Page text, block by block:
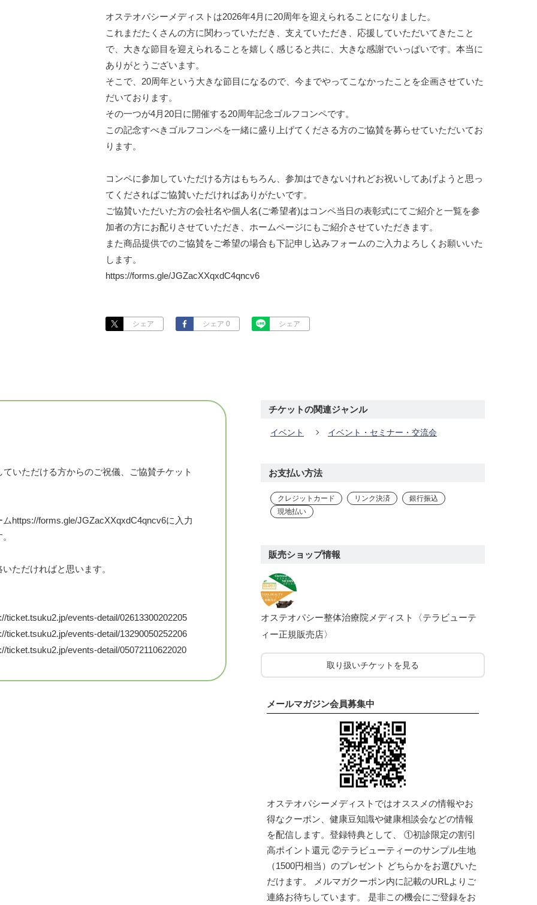
オステオパシーメディストは2026年4月に20周年を迎えられることになりました。
これまだたくさんの方に関わっていただき、支えていただき、応援していただいてきたこと
で、大きな節目を迎えられることを嬉しく感じると共に、大きな感謝でいっぱいです。本当に
ありがとうございます。
そこで、20周年という大きな節目になるので、今までやってこなかったことを企画させていた
だいております。
その一つが4月20日に開催する20周年記念ゴルフコンペです。
この記念すべきゴルフコンペを一緒に盛り上げてくださる方のご協賛を募らせていただいてお
ります。
コンペに参加していただける方はもちろん、参加はできないけれどお祝いしてあげようと思っ
てくださればご協賛いただければありがたいです。
ご協賛いただいた方の会社名や個人名(ご希望者)はコンペ当日の表彰式にてご紹介と一覧を参
加者の方にお配りさせていただき、ホームページにもご紹介させていただきます。
また商品提供でのご協賛をご希望の場合も下記申し込みフォームのご入力よろしくお願いいた
します。
https://forms.gle/JGZacXXqxdC4qncv6
シェア シェア 0 シェア
いただける方からのご祝儀、ご協賛チケット
https://forms.gle/JGZacXXqxdC4qncv6に入力
ただければと思います。
events-detail/02613300202205
events-detail/13290050252206
events-detail/05072110622020
チケットの関連ジャンル
イベント イベント・セミナー・交流会
お支払い方法
クレジットカード リンク決済
銀行振込
現地払い
販売ショップ情報
オステオパシー整体治療院メディスト〈テラビューテ
ィー正規販売店〉
取り扱いチケットを見る
メールマガジン会員募集中
オステオパシーメディストではオススメの情報やお
得なクーポン、健康豆知識や健康相談会などの情報
を配信します。登録特典として、 ①初診限定の割引
高ポイント還元 ②テラビューティーのサンプル生地
（1500円相当）のプレゼント どちらかをお選びいた
だけます。 メルマガクーポン内に記載のURLよりご
連絡お待ちしています。 是非この機会にご登録をお